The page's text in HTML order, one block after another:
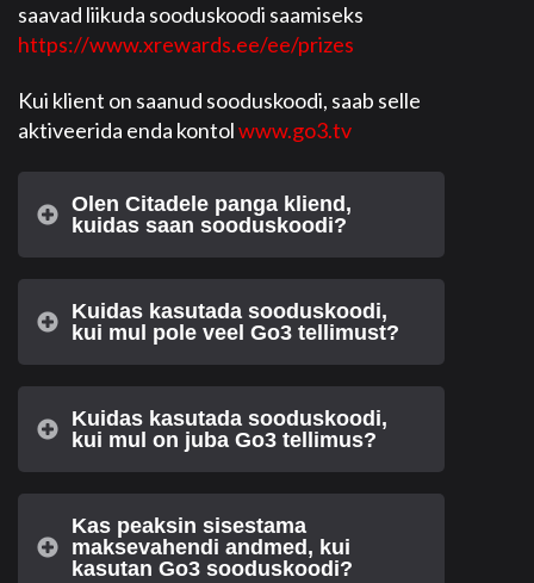
saavad liikuda sooduskoodi saamiseks
https://www.xrewards.ee/ee/prizes
Kui klient on saanud sooduskoodi, saab selle
aktiveerida enda kontolwww.go3.tv
Olen Citadele panga kliend,
kuidas saan sooduskoodi?
Kuidas kasutada sooduskoodi,
kui mul pole veel Go3 tellimust?
Kuidas kasutada sooduskoodi,
kui mul on juba Go3 tellimus?
Kas peaksin sisestama
maksevahendi andmed, kui
kasutan Go3 sooduskoodi?